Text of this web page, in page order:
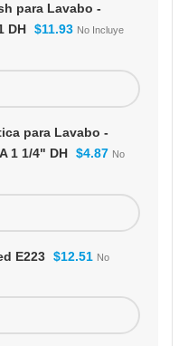
para Lavabo -
DH $11.93 No Incluye
para Lavabo -
1 1/4" DH $4.87 No
E223 $12.51 No